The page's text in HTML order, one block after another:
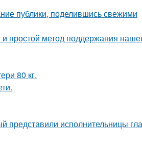
публики, поделившись свежими
простой метод поддержания
80 кг.
представили исполнительницы